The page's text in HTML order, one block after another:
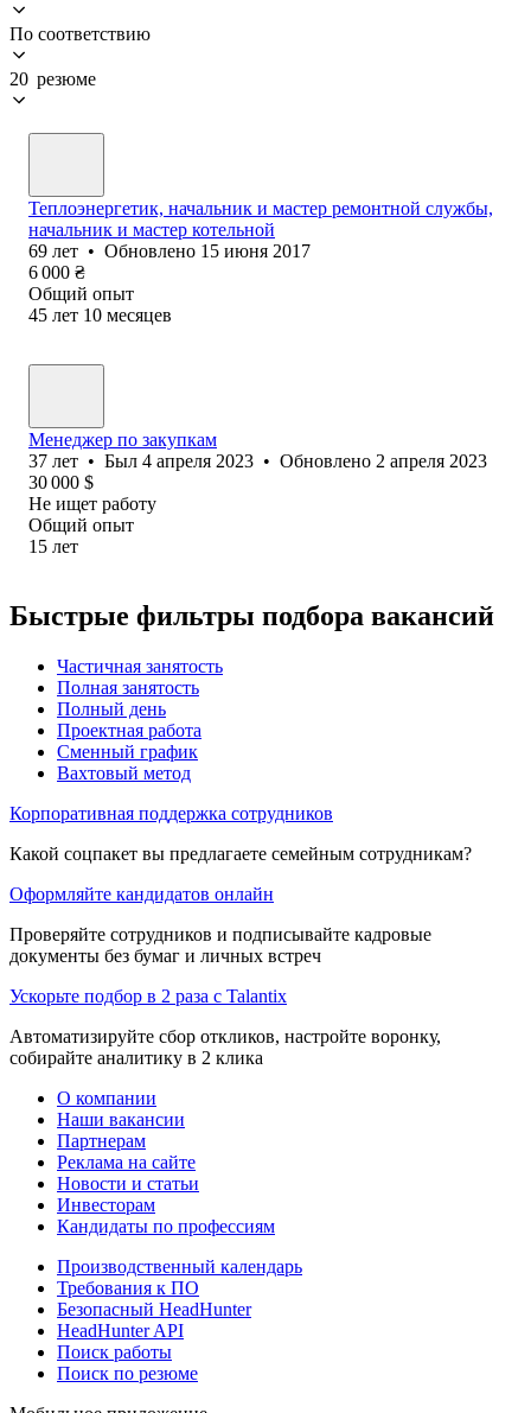
По соответствию
20 резюме
Теплоэнергетик, начальник и мастер ремонтной службы,
начальник и мастер котельной
69 лет • Обновлено 15 июня 2017
6 000 ₴
Общий опыт
45 лет 10 месяцев
Менеджер по закупкам
37 лет • Был 4 апреля 2023 • Обновлено 2 апреля 2023
30 000 $
Не ищет работу
Общий опыт
15 лет
Быстрые фильтры подбора вакансий
Частичная занятость
Полная занятость
Полный день
Проектная работа
Сменный график
Вахтовый метод
Корпоративная поддержка сотрудников
Какой соцпакет вы предлагаете семейным сотрудникам?
Оформляйте кандидатов онлайн
Проверяйте сотрудников и подписывайте кадровые
документы без бумаг и личных встреч
Ускорьте подбор в 2 раза с Talantix
Автоматизируйте сбор откликов, настройте воронку,
собирайте аналитику в 2 клика
О компании
Наши вакансии
Партнерам
Реклама на сайте
Новости и статьи
Инвесторам
Кандидаты по профессиям
Производственный календарь
Требования к ПО
Безопасный HeadHunter
HeadHunter API
Поиск работы
Поиск по резюме